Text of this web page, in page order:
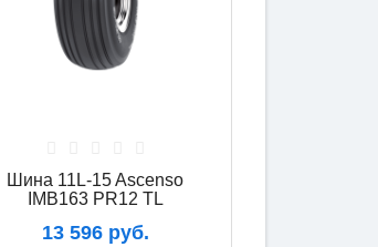
Шина 11L-15 Ascenso
IMB163 PR12 TL
13 596 руб.